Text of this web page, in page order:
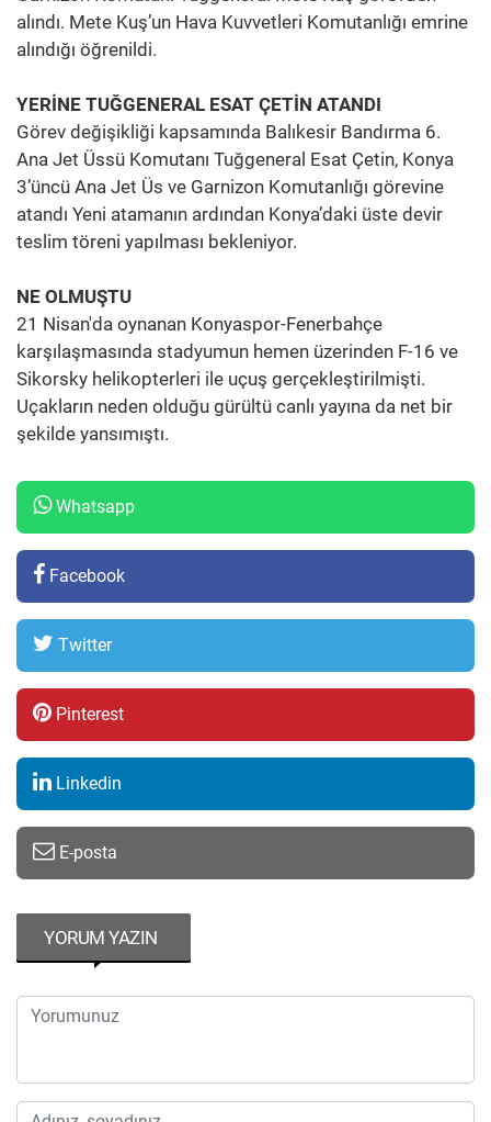
alındı. Mete Kuş’un Hava Kuvvetleri Komutanlığı emrine
alındığı öğrenildi.
YERİNE TUĞGENERAL ESAT ÇETİN ATANDI
Görev değişikliği kapsamında Balıkesir Bandırma 6.
Ana Jet Üssü Komutanı Tuğgeneral Esat Çetin, Konya
3’üncü Ana Jet Üs ve Garnizon Komutanlığı görevine
atandı Yeni atamanın ardından Konya’daki üste devir
teslim töreni yapılması bekleniyor.
NE OLMUŞTU
21 Nisan'da oynanan Konyaspor-Fenerbahçe
karşılaşmasında stadyumun hemen üzerinden F-16 ve
Sikorsky helikopterleri ile uçuş gerçekleştirilmişti.
Uçakların neden olduğu gürültü canlı yayına da net bir
şekilde yansımıştı.
Whatsapp
Facebook
Twitter
Pinterest
Linkedin
E-posta
YORUM YAZIN